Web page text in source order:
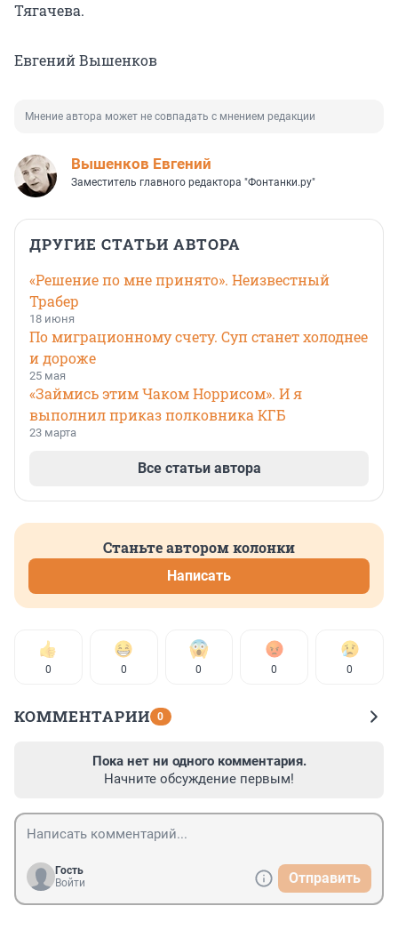
Тягачева.
Евгений Вышенков
Мнение автора может не совпадать с мнением редакции
Вышенков Евгений
Заместитель главного редактора "Фонтанки.ру"
ДРУГИЕ СТАТЬИ АВТОРА
«Решение по мне принято». Неизвестный
Трабер
18 июня
По миграционному счету. Суп станет холоднее
и дороже
25 мая
«Займись этим Чаком Норрисом». И я
выполнил приказ полковника КГБ
23 марта
Все статьи автора
Станьте автором колонки
Написать
0 0 0 0 0
КОММЕНТАРИИ 0
Пока нет ни одного комментария.
Начните обсуждение первым!
Гость
Войти
Отправить